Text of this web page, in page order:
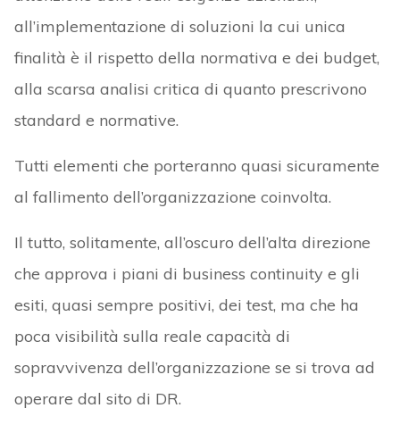
all’implementazione di soluzioni la cui unica
finalità è il rispetto della normativa e dei budget,
alla scarsa analisi critica di quanto prescrivono
standard e normative.
Tutti elementi che porteranno quasi sicuramente
al fallimento dell’organizzazione coinvolta.
Il tutto, solitamente, all’oscuro dell’alta direzione
che approva i piani di business continuity e gli
esiti, quasi sempre positivi, dei test, ma che ha
poca visibilità sulla reale capacità di
sopravvivenza dell’organizzazione se si trova ad
operare dal sito di DR.